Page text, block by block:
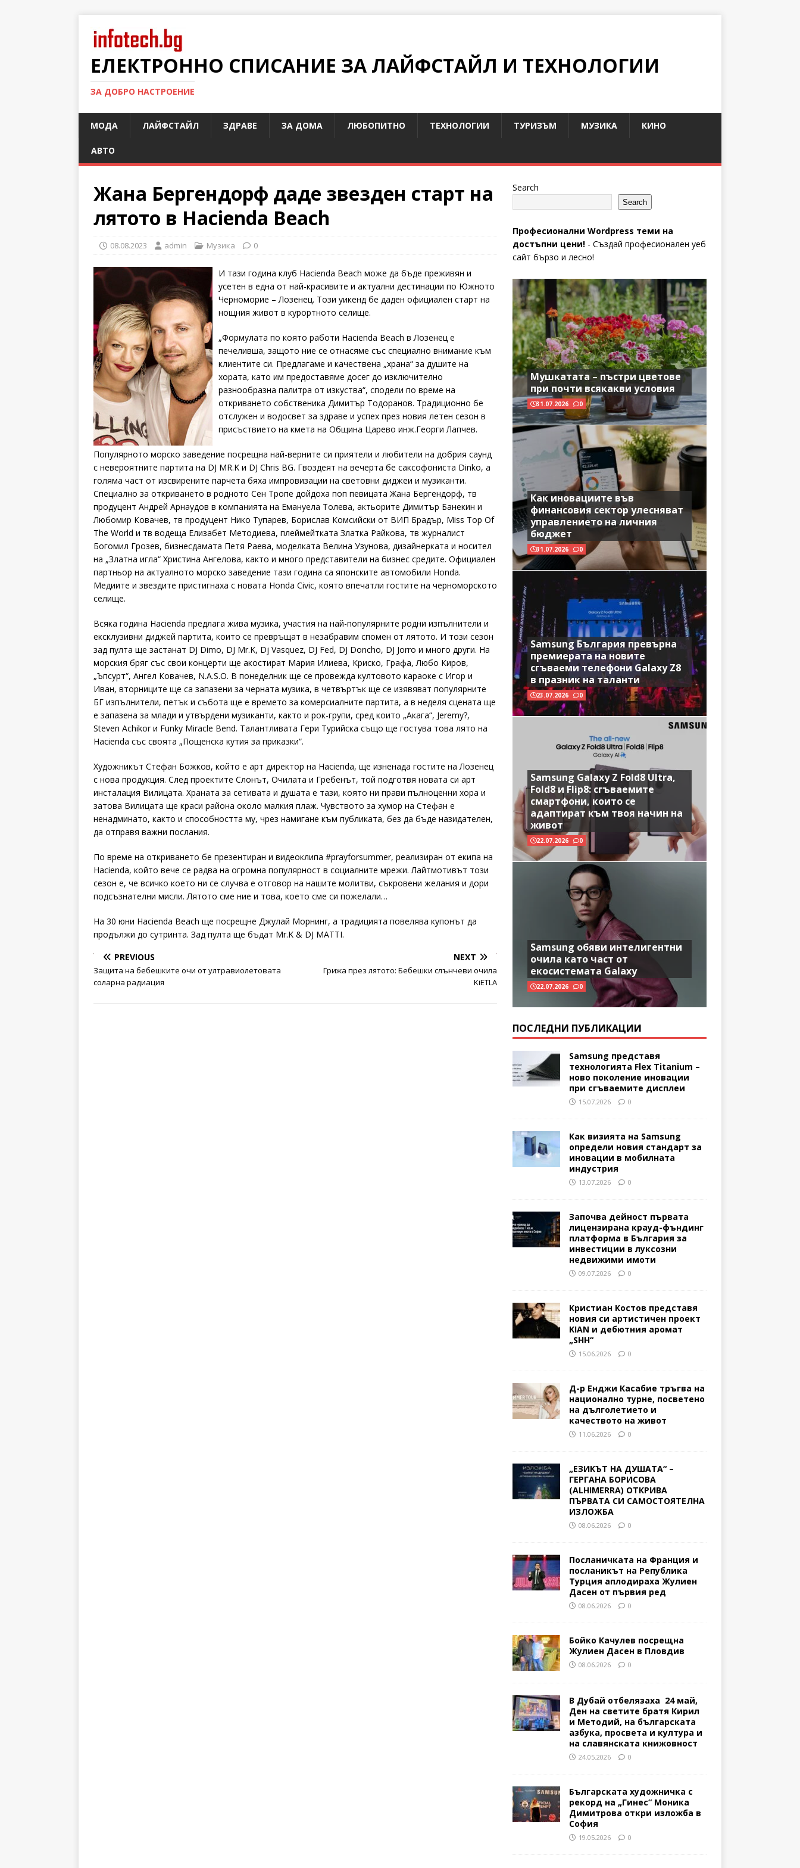
ЕЛЕКТРОННО СПИСАНИЕ ЗА ЛАЙФСТАЙЛ И ТЕХНОЛОГИИ
ЗА ДОБРО НАСТРОЕНИЕ
МОДА ЛАЙФСТАЙЛ ЗДРАВЕ ЗА ДОМА ЛЮБОПИТНО ТЕХНОЛОГИИ ТУРИЗЪМ МУЗИКА КИНО
АВТО
Жана Бергендорф даде звезден старт на
лятото в Hacienda Beach
08.08.2023 admin Музика 0
И тази година клуб Hacienda Beach може да бъде преживян и
усетен в една от най-красивите и актуални дестинации по Южното
Черноморие – Лозенец. Този уикенд бе даден официален старт на
нощния живот в курортното селище.
„Формулата по която работи Hacienda Beach в Лозенец е
печеливша, защото ние се отнасяме със специално внимание към
клиентите си. Предлагаме и качествена „храна“ за душите на
хората, като им предоставяме досег до изключително
разнообразна палитра от изкуства“, сподели по време на
откриването собственика Димитър Тодоранов. Традиционно бе
отслужен и водосвет за здраве и успех през новия летен сезон в
присъствието на кмета на Община Царево инж.Георги Лапчев.
Популярното морско заведение посрещна най-верните си приятели и любители на добрия саунд
с невероятните партита на DJ MR.K и DJ Chris BG. Гвоздеят на вечерта бе саксофониста Dinko, а
голяма част от изсвирените парчета бяха импровизации на световни диджеи и музиканти.
Специално за откриването в родното Сен Тропе дойдоха поп певицата Жана Бергендорф, тв
продуцент Андрей Арнаудов в компанията на Емануела Толева, актьорите Димитър Банекин и
Любомир Ковачев, тв продуцент Нико Тупарев, Борислав Комсийски от ВИП Брадър, Miss Top Of
The World и тв водеща Елизабет Методиева, плеймейтката Златка Райкова, тв журналист
Богомил Грозев, бизнесдамата Петя Раева, моделката Велина Узунова, дизайнерката и носител
на „Златна игла“ Христина Ангелова, както и много представители на бизнес средите. Официален
партньор на актуалното морско заведение тази година са японските автомобили Honda.
Медиите и звездите пристигнаха с новата Honda Civic, която впечатли гостите на черноморското
селище.
Всяка година Hacienda предлага жива музика, участия на най-популярните родни изпълнители и
ексклузивни диджей партита, които се превръщат в незабравим спомен от лятото. И този сезон
зад пулта ще застанат DJ Dimo, DJ Mr.K, Dj Vasquez, DJ Fed, DJ Doncho, DJ Jorro и много други. На
морския бряг със свои концерти ще акостират Мария Илиева, Криско, Графа, Любо Киров,
„Ъпсурт“, Ангел Ковачев, N.A.S.O. В понеделник ще се провежда култовото караоке с Игор и
Иван, вторниците ще са запазени за черната музика, в четвъртък ще се изявяват популярните
БГ изпълнители, петък и събота ще е времето за комерсиалните партита, а в неделя сцената ще
е запазена за млади и утвърдени музиканти, както и рок-групи, сред които „Акага“, Jeremy?,
Steven Achikor и Funky Miracle Bend. Талантливата Гери Турийска също ще гостува това лято на
Hacienda със своята „Пощенска кутия за приказки“.
Художникът Стефан Божков, който е арт директор на Hacienda, ще изненада гостите на Лозенец
с нова продукция. След проектите Слонът, Очилата и Гребенът, той подготвя новата си арт
инсталация Вилицата. Храната за сетивата и душата е тази, която ни прави пълноценни хора и
затова Вилицата ще краси района около малкия плаж. Чувството за хумор на Стефан е
ненадминато, както и способността му, чрез намигане към публиката, без да бъде назидателен,
да отправя важни послания.
По време на откриването бе презентиран и видеоклипа #prayforsummer, реализиран от екипа на
Hacienda, който вече се радва на огромна популярност в социалните мрежи. Лайтмотивът този
сезон е, че всичко което ни се случва е отговор на нашите молитви, съкровени желания и дори
подсъзнателни мисли. Лятото сме ние и това, което сме си пожелали…
На 30 юни Hacienda Beach ще посрещне Джулай Морнинг, а традицията повелява купонът да
продължи до сутринта. Зад пулта ще бъдат Mr.K & DJ MATTI.
PREVIOUS
Защита на бебешките очи от ултравиолетовата
соларна радиация
NEXT
Грижа през лятото: Бебешки слънчеви очила
KiETLA
Search
Search
Професионални Wordpress теми на
достъпни цени!- Създай професионален уеб
сайт бързо и лесно!
Мушкатата – пъстри цветове
при почти всякакви условия
31.07.2026 0
Как иновациите във
финансовия сектор улесняват
управлението на личния
бюджет
31.07.2026 0
Samsung България превърна
премиерата на новите
сгъваеми телефони Galaxy Z8
в празник на таланти
23.07.2026 0
Samsung Galaxy Z Fold8 Ultra,
Fold8 и Flip8: сгъваемите
смартфони, които се
адаптират към твоя начин на
живот
22.07.2026 0
Samsung обяви интелигентни
очила като част от
екосистемата Galaxy
22.07.2026 0
ПОСЛЕДНИ ПУБЛИКАЦИИ
Samsung представя
технологията Flex Titanium –
ново поколение иновации
при сгъваемите дисплеи
15.07.2026 0
Как визията на Samsung
определи новия стандарт за
иновации в мобилната
индустрия
13.07.2026 0
Започва дейност първата
лицензирана крауд-фъндинг
платформа в България за
инвестиции в луксозни
недвижими имоти
09.07.2026 0
Кристиан Костов представя
новия си артистичен проект
KIAN и дебютния аромат
„SHH“
15.06.2026 0
Д-р Енджи Касабие тръгва на
национално турне, посветено
на дълголетието и
качеството на живот
11.06.2026 0
„ЕЗИКЪТ НА ДУШАТА“ –
ГЕРГАНА БОРИСОВА
(ALHIMERRA) ОТКРИВА
ПЪРВАТА СИ САМОСТОЯТЕЛНА
ИЗЛОЖБА
08.06.2026 0
Посланичката на Франция и
посланикът на Република
Турция аплодираха Жулиен
Дасен от първия ред
08.06.2026 0
Бойко Качулев посрещна
Жулиен Дасен в Пловдив
08.06.2026 0
В Дубай отбелязаха 24 май,
Ден на светите братя Кирил
и Методий, на българската
азбука, просвета и култура и
на славянската книжовност
24.05.2026 0
Българската художничка с
рекорд на „Гинес“ Моника
Димитрова откри изложба в
София
19.05.2026 0